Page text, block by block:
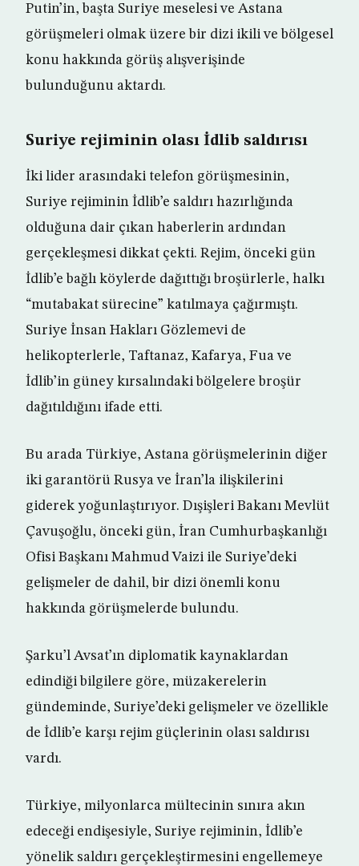
Putin’in, başta Suriye meselesi ve Astana
görüşmeleri olmak üzere bir dizi ikili ve bölgesel
konu hakkında görüş alışverişinde
bulunduğunu aktardı.
Suriye rejiminin olası İdlib saldırısı
İki lider arasındaki telefon görüşmesinin,
Suriye rejiminin İdlib’e saldırı hazırlığında
olduğuna dair çıkan haberlerin ardından
gerçekleşmesi dikkat çekti. Rejim, önceki gün
İdlib’e bağlı köylerde dağıttığı broşürlerle, halkı
“mutabakat sürecine” katılmaya çağırmıştı.
Suriye İnsan Hakları Gözlemevi de
helikopterlerle, Taftanaz, Kafarya, Fua ve
İdlib’in güney kırsalındaki bölgelere broşür
dağıtıldığını ifade etti.
Bu arada Türkiye, Astana görüşmelerinin diğer
iki garantörü Rusya ve İran’la ilişkilerini
giderek yoğunlaştırıyor. Dışişleri Bakanı Mevlüt
Çavuşoğlu, önceki gün, İran Cumhurbaşkanlığı
Ofisi Başkanı Mahmud Vaizi ile Suriye’deki
gelişmeler de dahil, bir dizi önemli konu
hakkında görüşmelerde bulundu.
Şarku’l Avsat’ın diplomatik kaynaklardan
edindiği bilgilere göre, müzakerelerin
gündeminde, Suriye’deki gelişmeler ve özellikle
de İdlib’e karşı rejim güçlerinin olası saldırısı
vardı.
Türkiye, milyonlarca mültecinin sınıra akın
edeceği endişesiyle, Suriye rejiminin, İdlib’e
yönelik saldırı gerçekleştirmesini engellemeye